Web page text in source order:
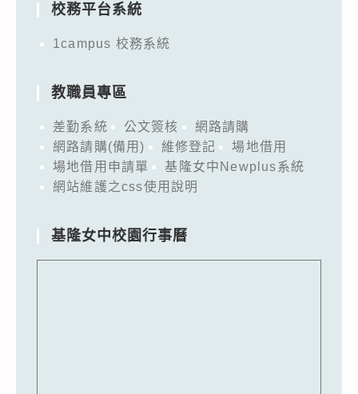
校務平台系統
1campus 校務系統
教職員專區
差勤系統 公文簽核
網路請購
網路請購(備用)
維修登記
場地借用
場地借用申請單
基隆女中Newplus系統
網站維護之css使用說明
基隆女中校園行事曆